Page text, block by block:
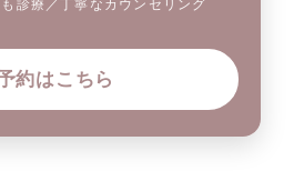
診療／丁寧なカウンセリング
約はこちら